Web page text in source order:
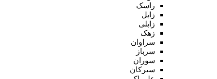
راسک
زابل
زابلی
زهک
سراوان
سرباز
سوران
سیرکان